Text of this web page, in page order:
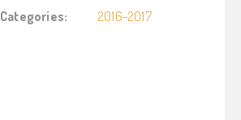
Categories:
2016-2017